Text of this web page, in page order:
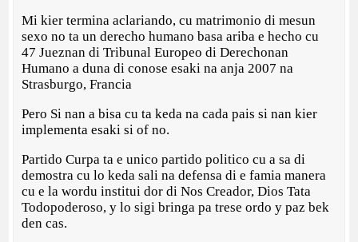
Mi kier termina aclariando, cu matrimonio di mesun
sexo no ta un derecho humano basa ariba e hecho cu
47 Jueznan di Tribunal Europeo di Derechonan
Humano a duna di conose esaki na anja 2007 na
Strasburgo, Francia
Pero Si nan a bisa cu ta keda na cada pais si nan kier
implementa esaki si of no.
Partido Curpa ta e unico partido politico cu a sa di
demostra cu lo keda sali na defensa di e famia manera
cu e la wordu institui dor di Nos Creador, Dios Tata
Todopoderoso, y lo sigi bringa pa trese ordo y paz bek
den cas.